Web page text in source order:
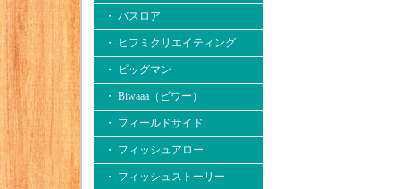
・ バスロア
・ ヒフミクリエイティング
・ ビッグマン
・ Biwaaa（ビワー）
・ フィールドサイド
・ フィッシュアロー
・ フィッシュストーリー